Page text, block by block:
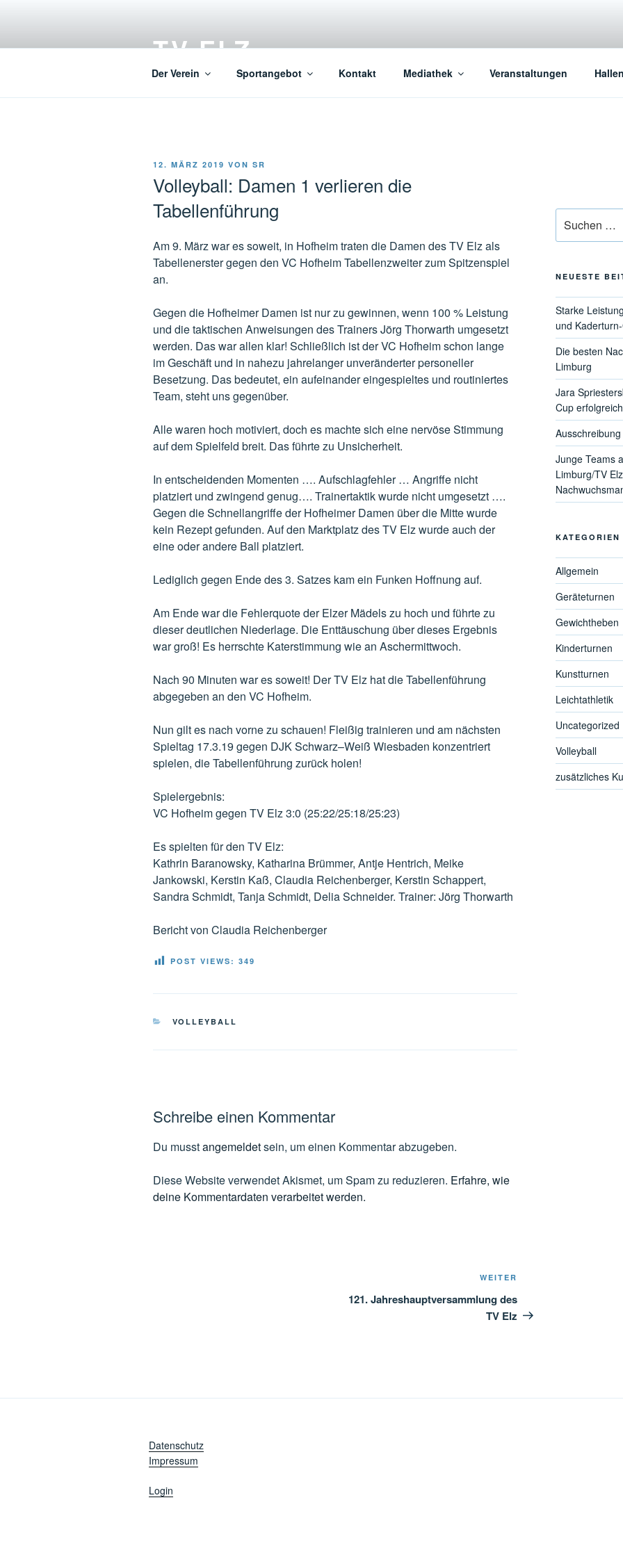
TV ELZ
Der Verein Sportangebot Kontakt Mediathek Veranstaltungen
VERÖFFENTLICHT
12. MÄRZ 2019 VON SR
Volleyball: Damen 1 verlieren die
Tabellenführung
Am 9. März war es soweit, in Hofheim traten die Damen des TV Elz als
Tabellenerster gegen den VC Hofheim Tabellenzweiter zum Spitzenspiel
an.
Gegen die Hofheimer Damen ist nur zu gewinnen, wenn 100 % Leistung
und die taktischen Anweisungen des Trainers Jörg Thorwarth umgesetzt
werden. Das war allen klar! Schließlich ist der VC Hofheim schon lange
im Geschäft und in nahezu jahrelanger unveränderter personeller
Besetzung. Das bedeutet, ein aufeinander eingespieltes und routiniertes
Team, steht uns gegenüber.
Alle waren hoch motiviert, doch es machte sich eine nervöse Stimmung
auf dem Spielfeld breit. Das führte zu Unsicherheit.
In entscheidenden Momenten …. Aufschlagfehler … Angriffe nicht
platziert und zwingend genug…. Trainertaktik wurde nicht umgesetzt ….
Gegen die Schnellangriffe der Hofheimer Damen über die Mitte wurde
kein Rezept gefunden. Auf den Marktplatz des TV Elz wurde auch der
eine oder andere Ball platziert.
Lediglich gegen Ende des 3. Satzes kam ein Funken Hoffnung auf.
Am Ende war die Fehlerquote der Elzer Mädels zu hoch und führte zu
dieser deutlichen Niederlage. Die Enttäuschung über dieses Ergebnis
war groß! Es herrschte Katerstimmung wie an Aschermittwoch.
Nach 90 Minuten war es soweit! Der TV Elz hat die Tabellenführung
abgegeben an den VC Hofheim.
Nun gilt es nach vorne zu schauen! Fleißig trainieren und am nächsten
Spieltag 17.3.19 gegen DJK Schwarz–Weiß Wiesbaden konzentriert
spielen, die Tabellenführung zurück holen!
Spielergebnis:
VC Hofheim gegen TV Elz 3:0 (25:22/25:18/25:23)
Es spielten für den TV Elz:
Kathrin Baranowsky, Katharina Brümmer, Antje Hentrich, Meike
Jankowski, Kerstin Kaß, Claudia Reichenberger, Kerstin Schappert,
Sandra Schmidt, Tanja Schmidt, Delia Schneider. Trainer: Jörg Thorwarth
Bericht von Claudia Reichenberger
POST VIEWS: 349
KATEGORIEN
VOLLEYBALL
Schreibe einen Kommentar
Du musstangemeldetsein, um einen Kommentar abzugeben.
Diese Website verwendet Akismet, um Spam zu reduzieren. Erfahre, wie
deine Kommentardaten verarbeitet werden.
Beitrag
WEITER
121. Jahreshauptversammlung des
TV Elz
nach:
NEUESTE
Starke
und
Die besten
Limburg
Jara
Cup erfolgreich
Junge Teams
Limburg/TV
KATEGORIEN
Allgemein
Geräteturnen
Gewichtheben
Kinderturnen
Kunstturnen
Leichtathletik
Uncategorized
Volleyball
zusätzliches
Datenschutz
Impressum
Login